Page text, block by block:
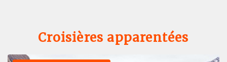
Croisières apparentées